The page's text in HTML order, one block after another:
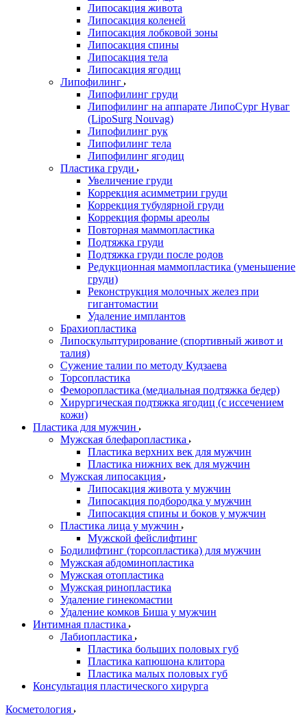
Липосакция живота
Липосакция коленей
Липосакция лобковой зоны
Липосакция спины
Липосакция тела
Липосакция ягодиц
Липофилинг
Липофилинг груди
Липофилинг на аппарате ЛипоСург Нуваг
(LipoSurg Nouvag)
Липофилинг рук
Липофилинг тела
Липофилинг ягодиц
Пластика груди
Увеличение груди
Коррекция асимметрии груди
Коррекция тубулярной груди
Коррекция формы ареолы
Повторная маммопластика
Подтяжка груди
Подтяжка груди после родов
Редукционная маммопластика (уменьшение
груди)
Реконструкция молочных желез при
гигантомастии
Удаление имплантов
Брахиопластика
Липоскульптурирование (спортивный живот и
талия)
Сужение талии по методу Кудзаева
Торсопластика
Феморопластика (медиальная подтяжка бедер)
Хирургическая подтяжка ягодиц (с иссечением
кожи)
Пластика для мужчин
Мужская блефаропластика
Пластика верхних век для мужчин
Пластика нижних век для мужчин
Мужская липосакция
Липосакция живота у мужчин
Липосакция подбородка у мужчин
Липосакция спины и боков у мужчин
Пластика лица у мужчин
Мужской фейслифтинг
Бодилифтинг (торсопластика) для мужчин
Мужская абдоминопластика
Мужская отопластика
Мужская ринопластика
Удаление гинекомастии
Удаление комков Биша у мужчин
Интимная пластика
Лабиопластика
Пластика больших половых губ
Пластика капюшона клитора
Пластика малых половых губ
Консультация пластического хирурга
Косметология